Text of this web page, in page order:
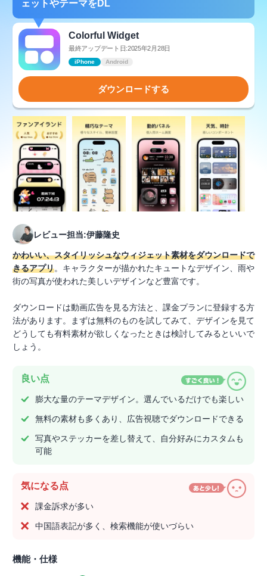
ェットやテーマをDL
Colorful Widget
最終アップデート日:2025年2月28日
iPhone Android
ダウンロードする
レビュー担当:伊藤隆史
かわいい、スタイリッシュなウィジェット素材をダウンロードで
きるアプリ。キャラクターが描かれたキュートなデザイン、雨や
街の写真が使われた美しいデザインなど豊富です。
ダウンロードは動画広告を見る方法と、課金プランに登録する方
法があります。まずは無料のものを試してみて、デザインを見て
どうしても有料素材が欲しくなったときは検討してみるといいで
しょう。
良い点
膨大な量のテーマデザイン。選んでいるだけでも楽しい
無料の素材も多くあり、広告視聴でダウンロードできる
写真やステッカーを差し替えて、自分好みにカスタムも
可能
気になる点
課金訴求が多い
中国語表記が多く、検索機能が使いづらい
機能・仕様